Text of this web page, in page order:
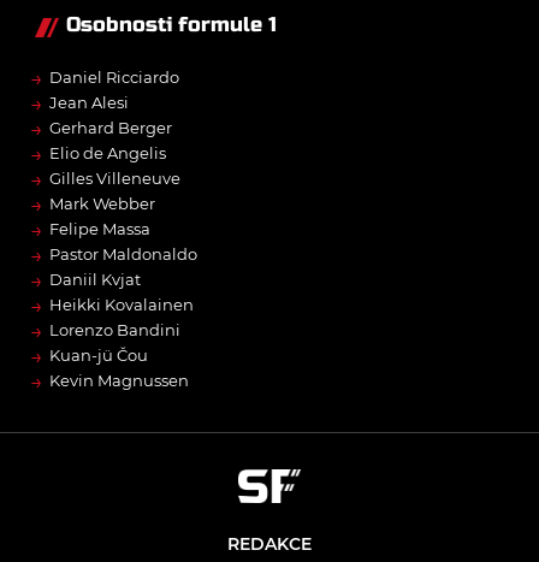
Osobnosti formule 1
→ Daniel Ricciardo
→ Jean Alesi
→ Gerhard Berger
→ Elio de Angelis
→ Gilles Villeneuve
→ Mark Webber
→ Felipe Massa
→ Pastor Maldonaldo
→ Daniil Kvjat
→ Heikki Kovalainen
→ Lorenzo Bandini
→ Kuan-jü Čou
→ Kevin Magnussen
REDAKCE